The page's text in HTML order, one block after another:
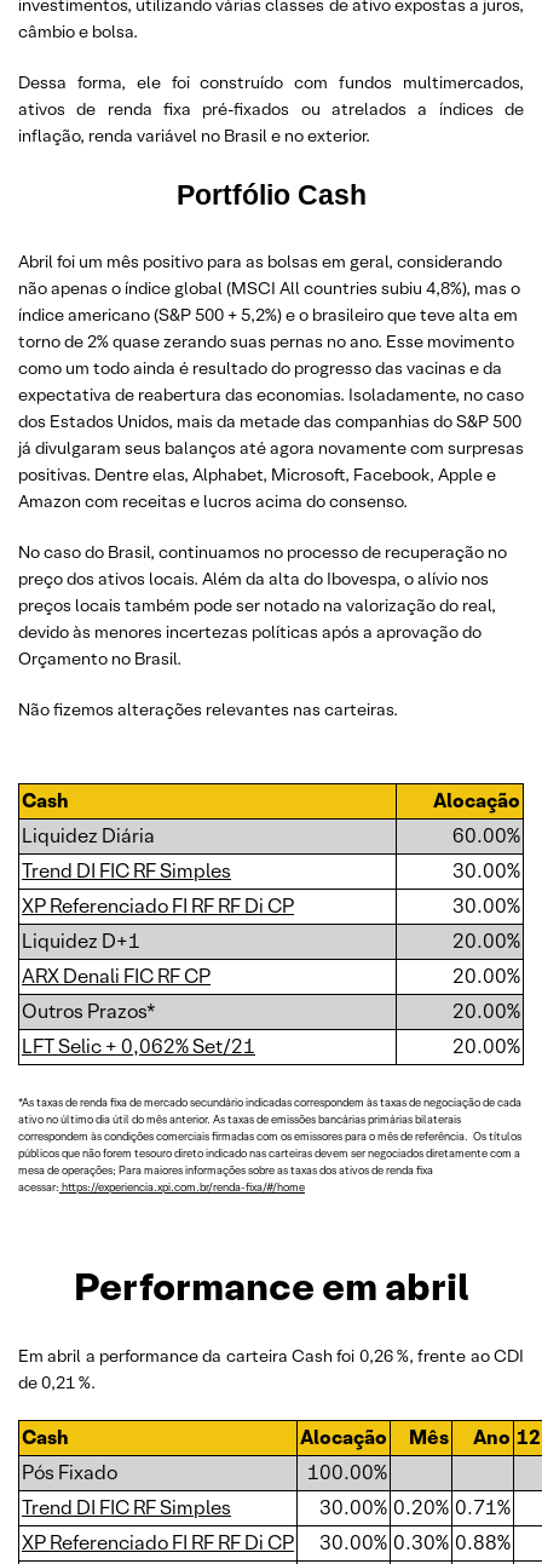
investimentos, utilizando várias classes de ativo expostas a juros,
câmbio e bolsa.
Dessa forma, ele foi construído com fundos multimercados,
ativos de renda fixa pré-fixados ou atrelados a índices de
inflação, renda variável no Brasil e no exterior.
Portfólio Cash
Abril foi um mês positivo para as bolsas em geral, considerando
não apenas o índice global (MSCI All countries subiu 4,8%), mas o
índice americano (S&P 500 + 5,2%) e o brasileiro que teve alta em
torno de 2% quase zerando suas pernas no ano. Esse movimento
como um todo ainda é resultado do progresso das vacinas e da
expectativa de reabertura das economias. Isoladamente, no caso
dos Estados Unidos, mais da metade das companhias do S&P 500
já divulgaram seus balanços até agora novamente com surpresas
positivas. Dentre elas, Alphabet, Microsoft, Facebook, Apple e
Amazon com receitas e lucros acima do consenso.
No caso do Brasil, continuamos no processo de recuperação no
preço dos ativos locais. Além da alta do Ibovespa, o alívio nos
preços locais também pode ser notado na valorização do real,
devido às menores incertezas políticas após a aprovação do
Orçamento no Brasil.
Não fizemos alterações relevantes nas carteiras.
Cash
Alocação
Liquidez Diária
60.00%
Trend DI FIC RF Simples
30.00%
XP Referenciado FI RF RF Di CP
30.00%
Liquidez D+1
20.00%
ARX Denali FIC RF CP
20.00%
Outros Prazos*
20.00%
LFT Selic + 0,062% Set/21
20.00%
*As taxas de renda fixa de mercado secundário indicadas correspondem às taxas de negociação de cada
ativo no último dia útil do mês anterior. As taxas de emissões bancárias primárias bilaterais
correspondem às condições comerciais firmadas com os emissores para o mês de referência. Os títulos
públicos que não forem tesouro direto indicado nas carteiras devem ser negociados diretamente com a
mesa de operações; Para maiores informações sobre as taxas dos ativos de renda fixa
acessar: https://experiencia.xpi.com.br/renda-fixa/#/home
Performance em abril
Em abril a performance da carteira Cash foi 0,26 %, frente ao CDI
de 0,21 %.
Cash Alocação Mês Ano
Pós Fixado
100.00%
Trend DI FIC RF Simples
30.00% 0.20% 0.71%
XP Referenciado FI RF RF Di CP
30.00% 0.30% 0.88%